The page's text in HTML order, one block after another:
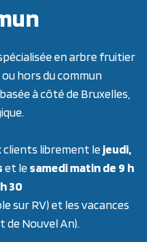
en arbre fruitier
hors du commun
à côté de Bruxelles,
clients librement lejeudi,
et lesamedi matin de 9 h
30
sur RV) et les vacances
de Nouvel An).